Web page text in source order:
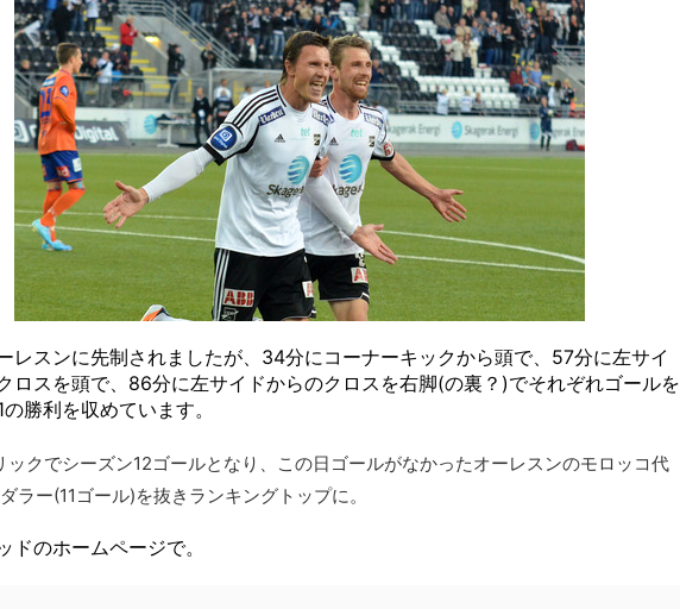
レスンに先制されましたが、34分にコーナーキックから頭で、57分に左サイ
ロスを頭で、86分に左サイドからのクロスを右脚(の裏？)でそれぞれゴールを
勝利を収めています。
ックでシーズン12ゴールとなり、この日ゴールがなかったオーレスンのモロッコ代
ラー(11ゴール)を抜きランキングトップに。
ドのホームページで。